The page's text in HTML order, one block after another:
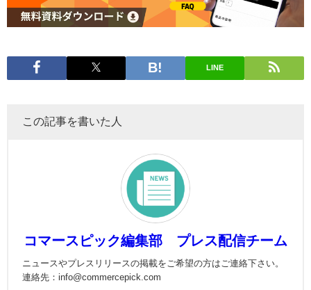
LINE
この記事を書いた人
コマースピック編集部 プレス配信チーム
ニュースやプレスリリースの掲載をご希望の方はご連絡下さい。
連絡先：info@commercepick.com